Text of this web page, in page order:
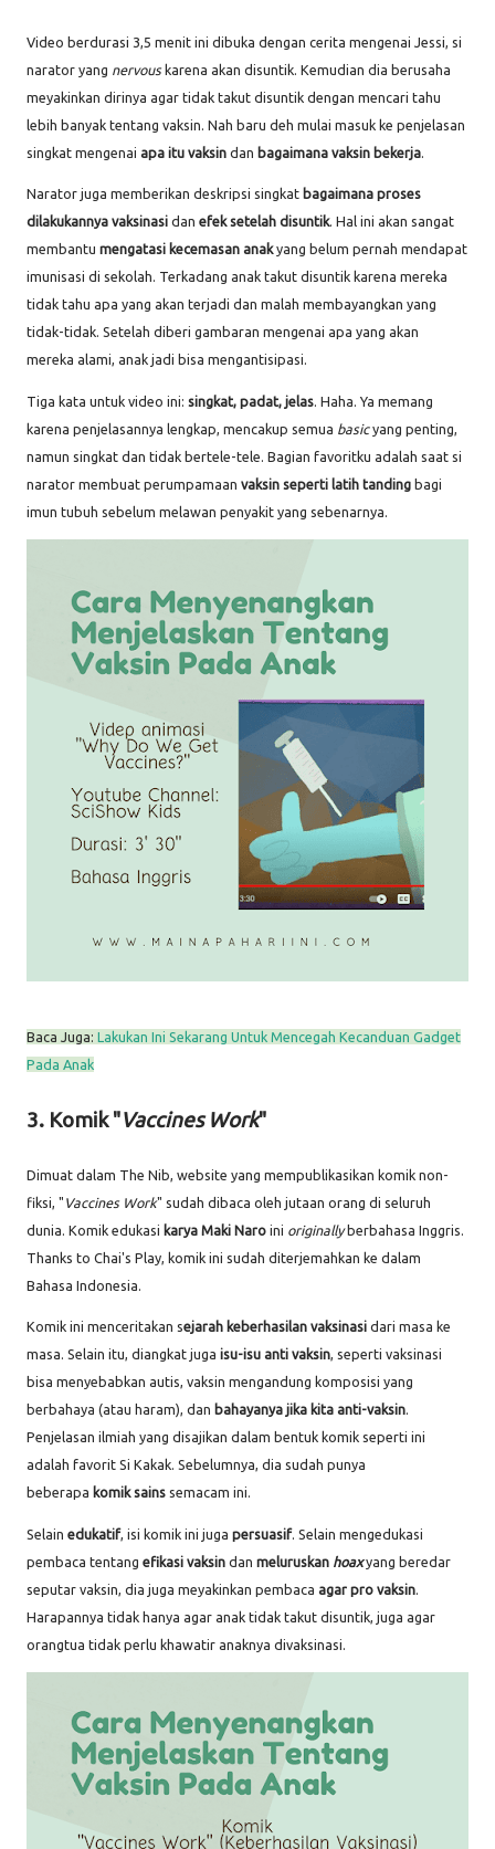
Video berdurasi 3,5 menit ini dibuka dengan cerita mengenai Jessi, si
narator yang nervouskarena akan disuntik. Kemudian dia berusaha
meyakinkan dirinya agar tidak takut disuntik dengan mencari tahu
lebih banyak tentang vaksin. Nah baru deh mulai masuk ke penjelasan
singkat mengenai apa itu vaksin dan bagaimana vaksin bekerja
Narator juga memberikan deskripsi singkat bagaimana proses
dilakukannya vaksinasi dan efek setelah disuntik. Hal ini akan sangat
membantu mengatasi kecemasan anakyang belum pernah mendapat
imunisasi di sekolah. Terkadang anak takut disuntik karena mereka
tidak tahu apa yang akan terjadi dan malah membayangkan yang
tidak-tidak. Setelah diberi gambaran mengenai apa yang akan
mereka alami, anak jadi bisa mengantisipasi.
Tiga kata untuk video ini: singkat, padat, jelas . Haha. Ya memang
karena penjelasannya lengkap, mencakup semua basicyang penting,
namun singkat dan tidak bertele-tele. Bagian favoritku adalah saat si
narator membuat perumpamaan vaksin seperti latih tanding bagi
imun tubuh sebelum melawan penyakit yang sebenarnya.
Baca Juga: Lakukan Ini Sekarang Untuk Mencegah Kecanduan Gadget
Pada Anak
3. Komik "Vaccines Work"
Dimuat dalam The Nib, website yang mempublikasikan komik non-
fiksi, " Vaccines Work" sudah dibaca oleh jutaan orang di seluruh
dunia. Komik edukasi karya Maki Naro ini originallyberbahasa Inggris.
Thanks to Chai's Play, komik ini sudah diterjemahkan ke dalam
Bahasa Indonesia.
Komik ini menceritakan sejarah keberhasilan vaksinasi dari masa ke
masa. Selain itu, diangkat juga isu-isu anti vaksin, seperti vaksinasi
bisa menyebabkan autis, vaksin mengandung komposisi yang
berbahaya (atau haram), dan bahayanya jika kita anti-vaksin.
Penjelasan ilmiah yang disajikan dalam bentuk komik seperti ini
adalah favorit Si Kakak. Sebelumnya, dia sudah punya
beberapa komik sains semacam ini.
Selain edukatif, isi komik ini juga persuasif. Selain mengedukasi
pembaca tentang efikasi vaksin dan meluruskan hoaxyang beredar
seputar vaksin, dia juga meyakinkan pembaca agar pro vaksin.
Harapannya tidak hanya agar anak tidak takut disuntik, juga agar
orangtua tidak perlu khawatir anaknya divaksinasi.